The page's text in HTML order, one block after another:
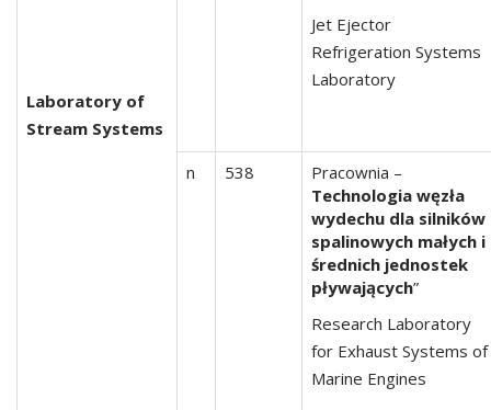
Laboratory of
Stream Systems
Jet Ejector
Refrigeration Systems
Laboratory
n 538
Pracownia –
Technologia węzła
wydechu dla silników
spalinowych małych i
średnich jednostek
pływających”
Research Laboratory
for Exhaust Systems of
Marine Engines